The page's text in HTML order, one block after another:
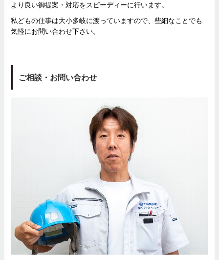
より良い御提案・対応をスピーディーに行います。
私どもの仕事は大小多岐に渡っていますので、些細なことでも
気軽にお問い合わせ下さい。
ご相談・お問い合わせ